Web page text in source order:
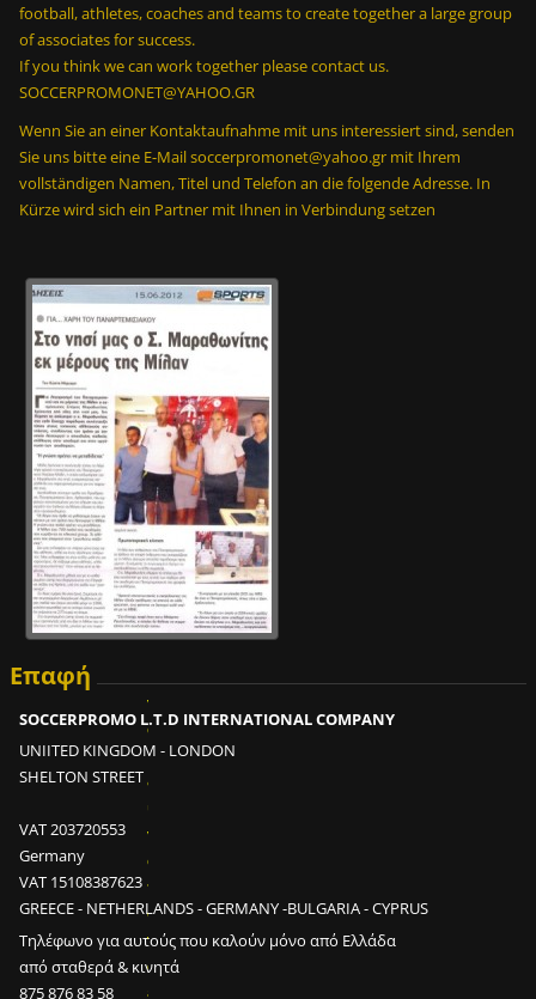
ν
α
ι
δ
ν
α
τ
ό
ν
σ
ε
football, athletes, coaches and teams to create together a large group
of associates for success.
If you think we can work together please contact us.
SOCCERPROMONET@YAHOO.GR
Wenn Sie an einer Kontaktaufnahme mit uns interessiert sind, senden
Sie uns bitte eine E-Mail soccerpromonet@yahoo.gr mit Ihrem
vollständigen Namen, Titel und Telefon an die folgende Adresse. In
Kürze wird sich ein Partner mit Ihnen in Verbindung setzen
Επαφή
SOCCERPROMO L.T.D INTERNATIONAL COMPANY
UNIITED KINGDOM - LONDON
SHELTON STREET
VAT 203720553
Germany
VAT 15108387623
GREECE - NETHERLANDS - GERMANY -BULGARIA - CYPRUS
Τηλέφωνο για αυτούς που καλούν μόνο από Ελλάδα
από σταθερά & κινητά
875 876 83 58